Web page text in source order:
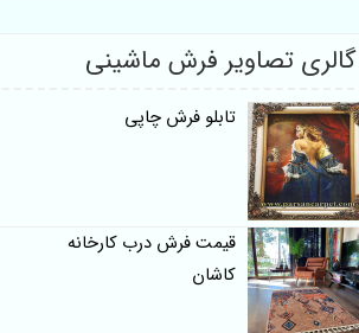
گالری تصاویر فرش ماشینی
تابلو فرش چاپی
قیمت فرش درب کارخانه
کاشان